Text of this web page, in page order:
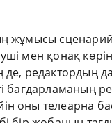
жұмысы
мен қонақ
де, редактордың
бағдарламаның
оны телеарна